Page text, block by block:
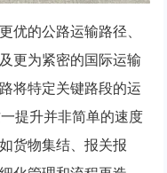
优的公路运输路径、
更为紧密的国际运输
将特定关键路段的运
提升并非简单的速度
货物集结、报关报